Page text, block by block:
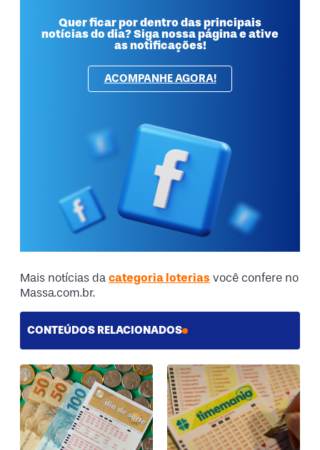
Quer ficar por dentro das principais
notícias do dia? Siga nossa página e ative
as notificações!
ACOMPANHE AGORA!
Mais notícias da categoria loterias você confere no
Massa.com.br.
CONTEÚDOS RELACIONADOS